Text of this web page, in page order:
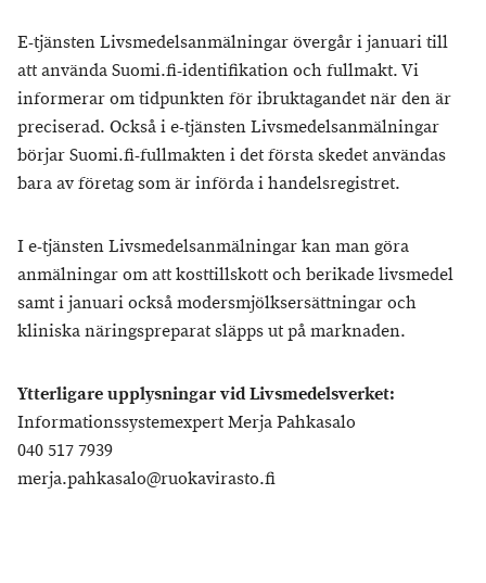
E-tjänsten Livsmedelsanmälningar övergår i januari till
att använda Suomi.fi-identifikation och fullmakt. Vi
informerar om tidpunkten för ibruktagandet när den är
preciserad. Också i e-tjänsten Livsmedelsanmälningar
börjar Suomi.fi-fullmakten i det första skedet användas
bara av företag som är införda i handelsregistret.
I e-tjänsten Livsmedelsanmälningar kan man göra
anmälningar om att kosttillskott och berikade livsmedel
samt i januari också modersmjölksersättningar och
kliniska näringspreparat släpps ut på marknaden.
Ytterligare upplysningar vid Livsmedelsverket:
Informationssystemexpert Merja Pahkasalo
040 517 7939
merja.pahkasalo@ruokavirasto.fi